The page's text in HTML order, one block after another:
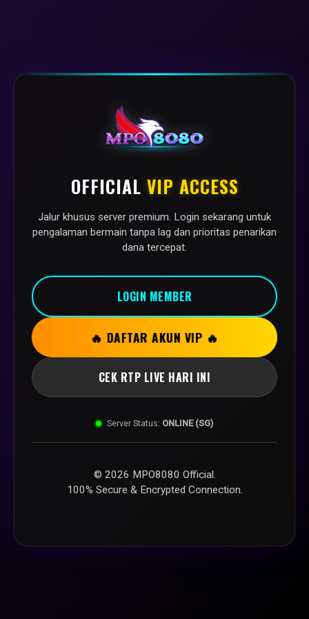
OFFICIAL VIP ACCESS
Jalur khusus server premium. Login sekarang untuk
pengalaman bermain tanpa lag dan prioritas penarikan
dana tercepat.
LOGIN MEMBER
🔥 DAFTAR AKUN VIP 🔥
CEK RTP LIVE HARI INI
Server Status: ONLINE (SG)
© 2026 MPO8080 Official.
100% Secure & Encrypted Connection.